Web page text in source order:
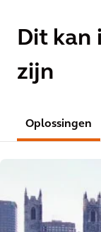
Dit kan
zijn
Oplossingen